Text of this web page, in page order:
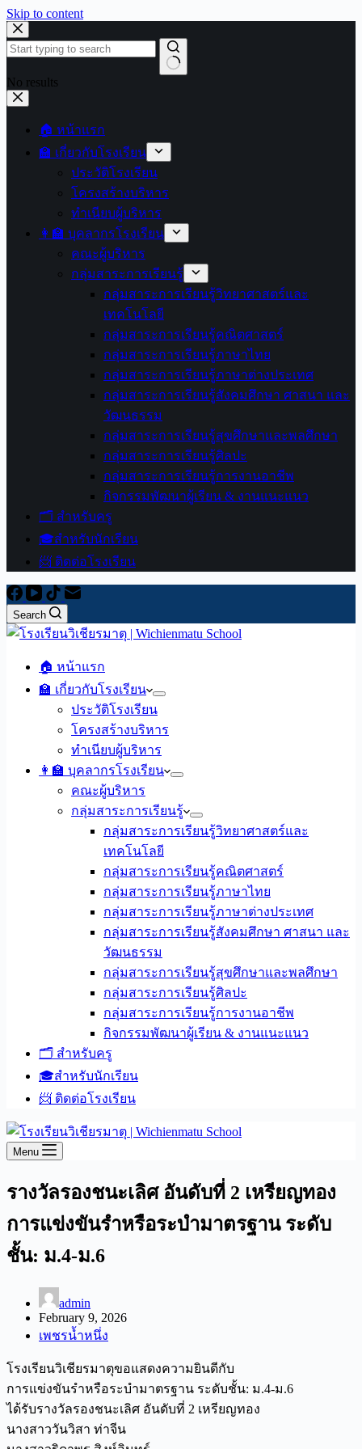
Skip to content
No results
🏠 หน้าแรก
🏫 เกี่ยวกับโรงเรียน
ประวัติโรงเรียน
โครงสร้างบริหาร
ทำเนียบผู้บริหาร
👩‍🏫 บุคลากรโรงเรียน
คณะผู้บริหาร
กลุ่มสาระการเรียนรู้
กลุ่มสาระการเรียนรู้วิทยาศาสตร์และ
เทคโนโลยี
กลุ่มสาระการเรียนรู้คณิตศาสตร์
กลุ่มสาระการเรียนรู้ภาษาไทย
กลุ่มสาระการเรียนรู้ภาษาต่างประเทศ
กลุ่มสาระการเรียนรู้สังคมศึกษา ศาสนา และ
วัฒนธรรม
กลุ่มสาระการเรียนรู้สุขศึกษาและพลศึกษา
กลุ่มสาระการเรียนรู้ศิลปะ
กลุ่มสาระการเรียนรู้การงานอาชีพ
กิจกรรมพัฒนาผู้เรียน & งานแนะแนว
🗂️ สำหรับครู
🎓สำหรับนักเรียน
📨 ติดต่อโรงเรียน
Search
🏠 หน้าแรก
🏫 เกี่ยวกับโรงเรียน
ประวัติโรงเรียน
โครงสร้างบริหาร
ทำเนียบผู้บริหาร
👩‍🏫 บุคลากรโรงเรียน
คณะผู้บริหาร
กลุ่มสาระการเรียนรู้
กลุ่มสาระการเรียนรู้วิทยาศาสตร์และ
เทคโนโลยี
กลุ่มสาระการเรียนรู้คณิตศาสตร์
กลุ่มสาระการเรียนรู้ภาษาไทย
กลุ่มสาระการเรียนรู้ภาษาต่างประเทศ
กลุ่มสาระการเรียนรู้สังคมศึกษา ศาสนา และ
วัฒนธรรม
กลุ่มสาระการเรียนรู้สุขศึกษาและพลศึกษา
กลุ่มสาระการเรียนรู้ศิลปะ
กลุ่มสาระการเรียนรู้การงานอาชีพ
กิจกรรมพัฒนาผู้เรียน & งานแนะแนว
🗂️ สำหรับครู
🎓สำหรับนักเรียน
📨 ติดต่อโรงเรียน
Menu
รางวัลรองชนะเลิศ อันดับที่ 2 เหรียญทอง
การแข่งขันรำหรือระบำมาตรฐาน ระดับ
ชั้น: ม.4-ม.6
admin
February 9, 2026
เพชรน้ำหนึ่ง
โรงเรียนวิเชียรมาตุขอแสดงความยินดีกับ
การแข่งขันรำหรือระบำมาตรฐาน ระดับชั้น: ม.4-ม.6
ได้รับรางวัลรองชนะเลิศ อันดับที่ 2 เหรียญทอง
นางสาววันวิสา ท่าจีน